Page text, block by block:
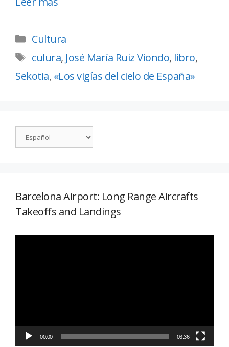
Cultura
culura, José María Ruiz Viondo, libro,
Sekotia, «Los vigías del cielo de España»
Barcelona Airport: Long Range Aircrafts
Takeoffs and Landings
00:00 03:36